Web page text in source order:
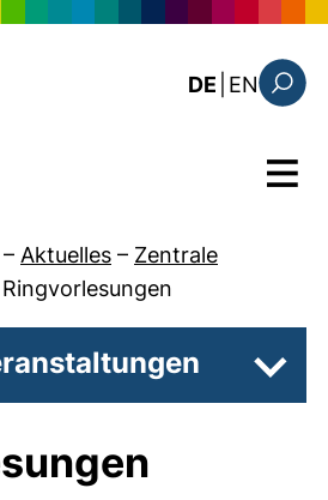
DE EN: the
Menü
– Aktuelles – Zentrale
Ringvorlesungen